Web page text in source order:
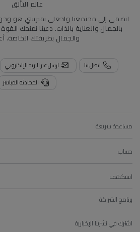
عالم التألق
انضمي إلى مجتمعنا واجعلي نمبرسي هو
بالجمال والعناية بالذات. دعينا نمنحك
والجمال بطريقتك الخاصة.
اتصل بنا ارسل عبر البريد الإلكتروني
المحادثة المباشر
مساعدة سريعة
حساب
استكشف
برنامج الشراكة
اشترك في نشرتنا الإخبارية